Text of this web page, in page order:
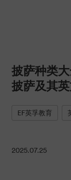
披萨种类
披萨及其
EF英孚教育
2025.07.25